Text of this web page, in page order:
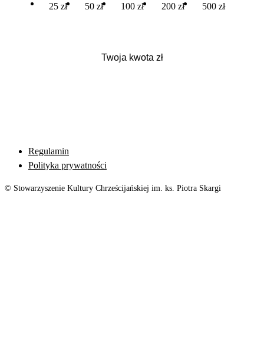
25 zł 50 zł 100 zł 200 zł 500 zł
Regulamin
Polityka prywatności
© Stowarzyszenie Kultury Chrześcijańskiej im. ks. Piotra Skargi